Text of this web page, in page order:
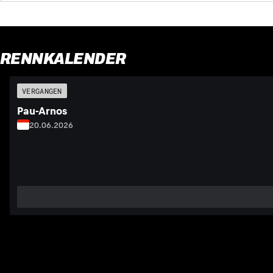
RENNKALENDER
VERGANGEN
Pau-Arnos
20.06.2026